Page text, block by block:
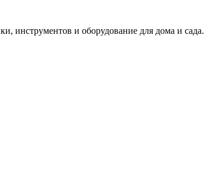
инструментов и оборудование для дома и сада.